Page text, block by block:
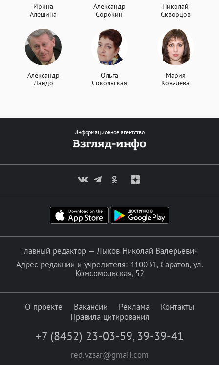
Ирина
Алешина
Александр
Сорокин
Николай
Скворцов
Александр
Ландо
Ольга
Сокольская
Мария
Ковалева
Информационное агентство
Главный редактор — Лыков Николай Валерьевич
Адрес редакции и учредителя: 410031, Саратов, ул.
Комсомольская, 52
О проекте Вакансии Реклама
Контакты
Правила цитирования
+7 (8452) 23-03-59, 39-39-41
red.vzsar@gmail.com